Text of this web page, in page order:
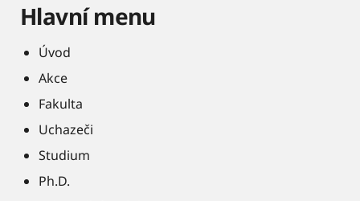
Hlavní menu
Úvod
Akce
Fakulta
Uchazeči
Studium
Ph.D.